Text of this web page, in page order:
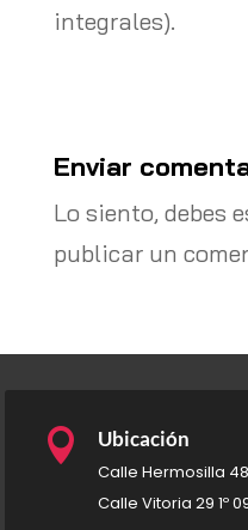
integrales).
Enviar
Lo siento, debes
publicar un
 Ubicación
Calle Hermosilla 48
Calle Vitoria 29 1º